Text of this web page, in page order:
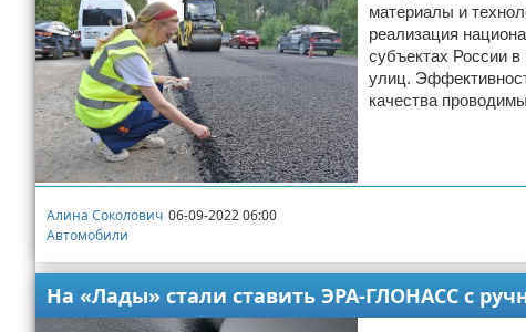
материалы и
реализация
субъектах России
улиц.
качества
Алина Соколович 06-09-2022 06:00
Автомобили
На «Лады» стали ставить ЭРА-ГЛОНАСС с